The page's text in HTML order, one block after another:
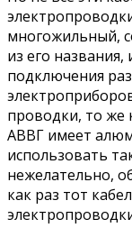
многожильный,
из его
подключения
проводки, то же
АВВГ имеет
использовать
нежелательно,
как раз тот